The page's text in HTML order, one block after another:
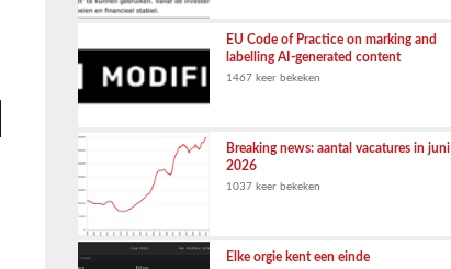
EU Code of Practice on marking and
labelling AI-generated content
1467 keer bekeken
Breaking news: aantal vacatures in juni
2026
1037 keer bekeken
Elke orgie kent een einde